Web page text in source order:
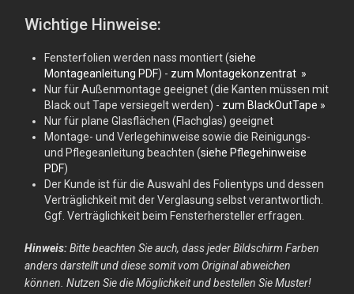
Wichtige Hinweise:
Fensterfolien werden nass montiert (siehe
Montageanleitung PDF) - zum Montagekonzentrat »
Nur für Außenmontage geeignet (die Kanten müssen mit
Black out Tape versiegelt werden) - zum BlackOutTape »
Nur für plane Glasflächen (Flachglas) geeignet
Montage- und Verlegehinweise sowie die Reinigungs-
und Pflegeanleitung beachten (siehe Pflegehinweise
PDF)
Der Kunde ist für die Auswahl des Folientyps und dessen
Verträglichkeit mit der Verglasung selbst verantwortlich.
Ggf. Verträglichkeit beim Fensterhersteller erfragen.
Hinweis:Bitte beachten Sie auch, dass jeder Bildschirm Farben
anders darstellt und diese somit vom Original abweichen
können. Nutzen Sie die Möglichkeit und bestellen Sie Muster!